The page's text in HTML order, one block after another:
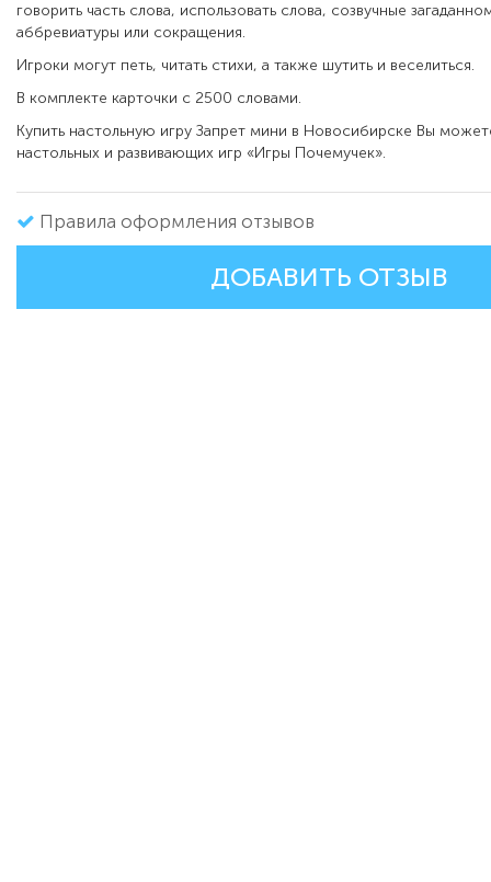
говорить часть слова, использовать слова, созвучные
аббревиатуры или сокращения.
Игроки могут петь, читать стихи, а также шутить и веселиться.
В комплекте карточки с 2500 словами.
Купить настольную игру Запрет мини в Новосибирске Вы
настольных и развивающих игр «Игры Почемучек».
Правила оформления отзывов
ДОБАВИТЬ ОТЗЫВ